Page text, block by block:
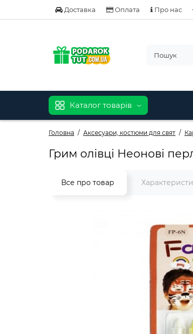
Доставка Оплата Про нас
Каталог товарів
Головна Аксесуари, костюми для свят
Грим олівці Неонові
Все про товар